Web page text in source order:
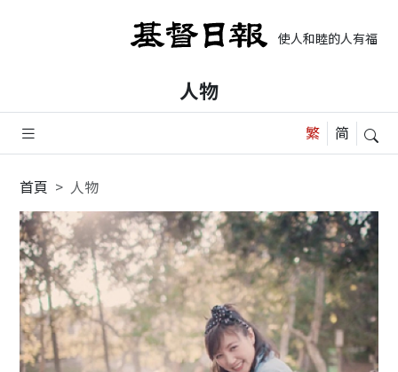
使人和睦的人有福了
人物
首頁 人物